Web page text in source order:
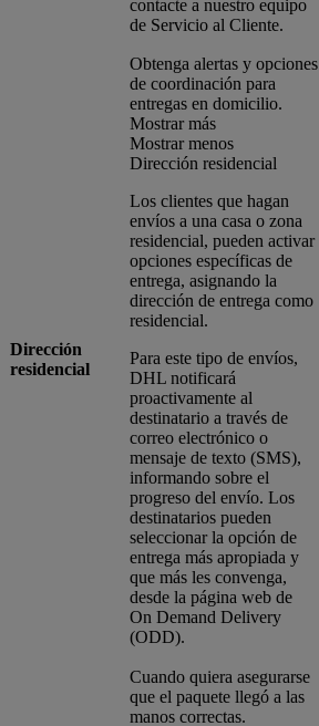
contacte a nuestro equipo
de Servicio al Cliente.
Dirección
residencial
Obtenga alertas y opciones
de coordinación para
entregas en domicilio.
Mostrar más
Mostrar menos
Dirección residencial
Los clientes que hagan
envíos a una casa o zona
residencial, pueden activar
opciones específicas de
entrega, asignando la
dirección de entrega como
residencial.
Para este tipo de envíos,
DHL notificará
proactivamente al
destinatario a través de
correo electrónico o
mensaje de texto (SMS),
informando sobre el
progreso del envío. Los
destinatarios pueden
seleccionar la opción de
entrega más apropiada y
que más les convenga,
desde la página web de
On Demand Delivery
(ODD).
Cuando quiera asegurarse
que el paquete llegó a las
manos correctas.